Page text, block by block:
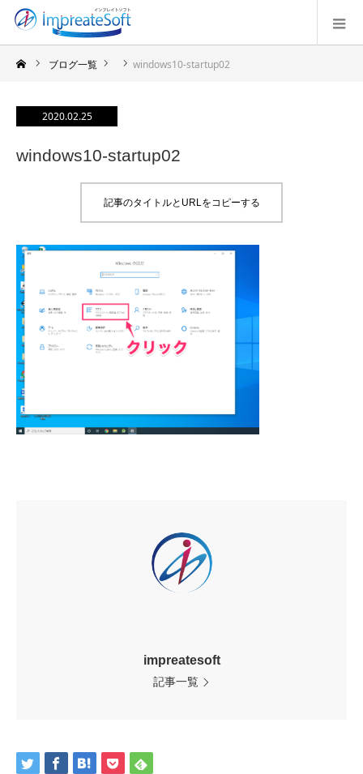
ブログ一覧 windows10-startup02
2020.02.25
windows10-startup02
記事のタイトルとURLをコピーする
impreatesoft
記事一覧